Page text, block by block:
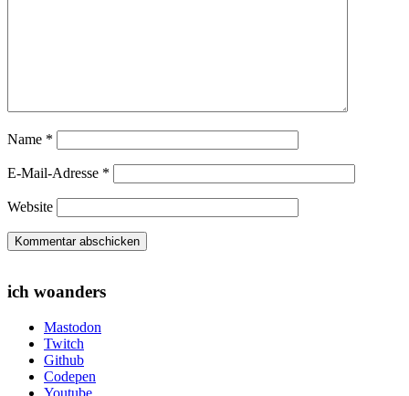
Name *
E-Mail-Adresse *
Website
ich woanders
Mastodon
Twitch
Github
Codepen
Youtube